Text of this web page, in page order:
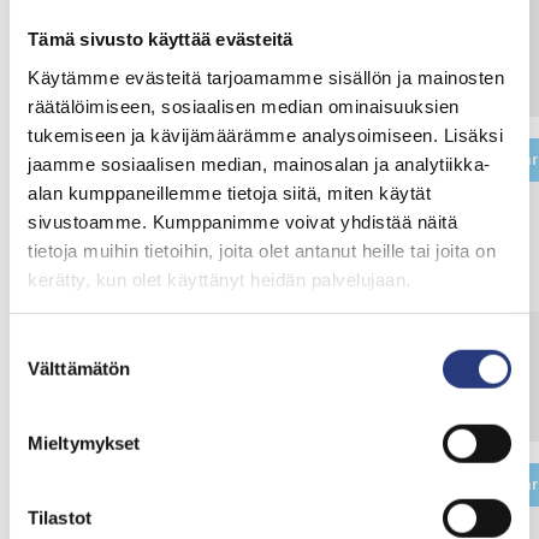
Tämä sivusto käyttää evästeitä
Käytämme evästeitä tarjoamamme sisällön ja mainosten
räätälöimiseen, sosiaalisen median ominaisuuksien
tukemiseen ja kävijämäärämme analysoimiseen. Lisäksi
jaamme sosiaalisen median, mainosalan ja analytiikka-
alan kumppaneillemme tietoja siitä, miten käytät
sivustoamme. Kumppanimme voivat yhdistää näitä
tietoja muihin tietoihin, joita olet antanut heille tai joita on
kerätty, kun olet käyttänyt heidän palvelujaan.
valinta
Välttämätön
Mieltymykset
Tilastot
22/09/2023 Hanna Lehto
Euro Weekly News interviewing Asunto del
Sol´s Hanna Lehto
18/09/2023
Asunto del Sol